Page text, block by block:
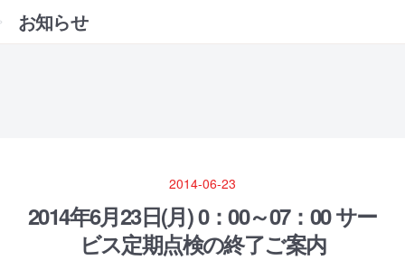
お知らせ
2014-06-23
2014年6月23日(月) 0：00～07：00 サー
ビス定期点検の終了ご案内